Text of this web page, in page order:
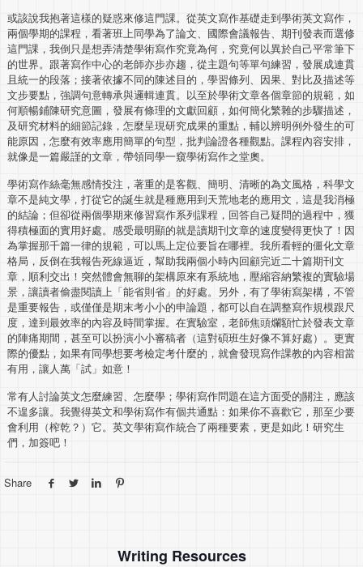
或該說我抱著這樣的疑惑來修這門課。從英文寫作基礎走到學術英文寫作，
兩個學期的課程，看著班上同學為了論文、國際會議報告、期刊發表而選修
這門課，我倒只是想弄清楚學術寫作究竟為何，究竟何以異於自己平常筆下
的世界。跟著寫作中心的老師亦步亦趨，從主題句等單句練習，發展成連貫
且統一的段落；接著依據不同的陳述目的，學習條列、因果、對比及描述等
文步要點，強調句意轉承與邏輯連貫。以至於學術文章各個章節的規範，如
何順暢鋪陳研究意圖，發展有條理的文獻回顧，如何簡化繁雜的步驟描述，
及研究材料的細節記錄，怎麼呈現研究成果的重點，輔以辨明例外發生的可
能原因，怎麼有效率應用簡單的句型，批判論證各種觀點。課程內容安排，
就像是一篇嚴謹的文章，帶領同學一窺學術寫作之堂奧。
學術寫作絲毫無感情投注，著重的是客觀、簡明、清晰的為文風格，科學文
章不是純文學，打從它的誕生就是種應用到天荒地老的應用文，這是我消極
的結論；但卻從兩個學期來修習寫作系列課程，回答自己疑問的過程中，獲
得積極面的實用好處。感受最明顯的就是讀期刊文章的速度變得更快了！因
為掌握那千篇一律的規範，可以馬上定位要旨在哪裡。我所看輕的僵化文章
格局，反倒在我報告死線逼近，幫助我兩個小時內回顧完近二十篇期刊文
章，順利交出！突然體會無聊的架構原來有系統地，壓縮容納繁複的實驗場
景，讓讀者偷盡閱讀上「能省則省」的好處。另外，有了學術寫架構，不管
是重要報告，或僅僅是期末考小小的申論題，都可以自在調整寫作規模跟尺
度，達到最效率的內容及時間掌握。在實驗室，老師焦頭爛額忙於發表文章
的陣痛期間，甚至可以扮演小小審稿者（這對碩班生好像不算好處）。更實
際的優點，如果有同學想要考檢定考什麼的，就會發現寫作課教的內容相當
有用，讓人萬「試」如意！
常有人討論英文怎麼練習、怎麼學；學術寫作問題在這方面受的關注，應該
不遑多讓。我覺得英文和學術寫作有個共通點：如果你不喜歡它，那至少要
會利用（榨乾？）它。英文學術寫作統合了兩種要素，更是如此！研究生
們，加簽吧！
Share
Writing Resources